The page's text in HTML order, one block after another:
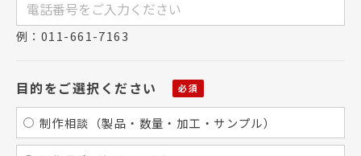
例：011-661-7163
目的をご選択ください
制作相談（製品・数量・加工・サンプル）